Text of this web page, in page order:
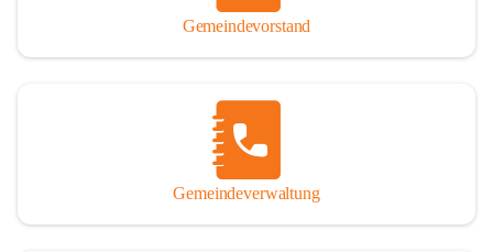
Anschluss an das Deutsche Reich begrüßt. Als der Zweite
Weltkrieg ausbrach, schwang die Stimmung um. Es starben
26 Männer an der Front, weitere 16 werden vermisst.
Von 1971 bis 1991 gehörte Wörterberg zur Gemeinde
Ollersdorf. Durch den Einsatz von mehreren Ortsansässigen
wurde Wörterberg 1991 wieder eine eigenständige
Gemeindevorstand
Gemeindeverwaltung